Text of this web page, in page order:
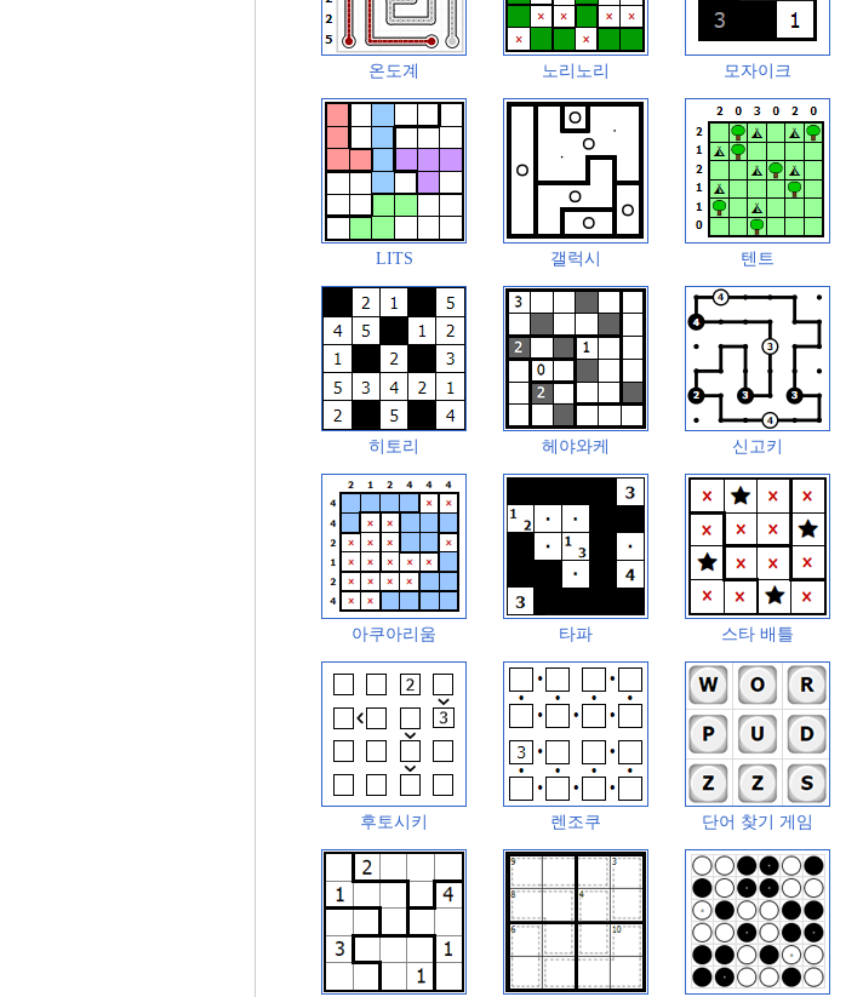
온도계 노리노리 모자이크
LITS 갤럭시 텐트
히토리 헤야와케 신고키
아쿠아리움 타파 스타 배틀
후토시키 렌조쿠 단어 찾기 게임